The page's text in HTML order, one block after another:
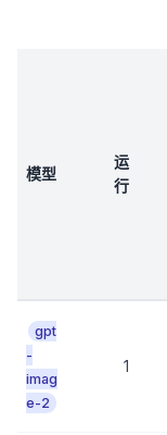
模型
运
行
gpt
-
imag
e-2
1